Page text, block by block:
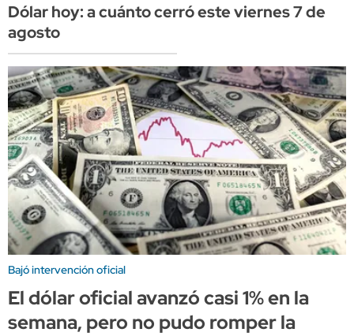
Dólar hoy: a cuánto cerró este viernes 7 de
agosto
Bajó intervención oficial
El dólar oficial avanzó casi 1% en la
semana, pero no pudo romper la